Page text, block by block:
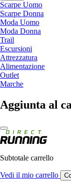
Scarpe Uomo
Scarpe Donna
Moda Uomo
Moda Donna
Trail
Escursioni
Attrezzatura
Alimentazione
Outlet
Marche
Aggiunta al
Subtotale carrello
Vedi il mio carrello